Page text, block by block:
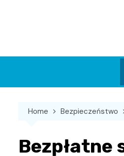
Home Bezpieczeństwo
Bezpłatne